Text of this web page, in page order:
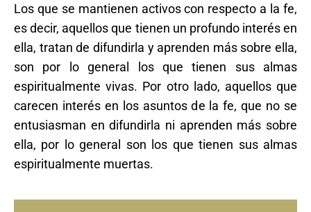
Los que se mantienen activos con respecto a la fe,
es decir, aquellos que tienen un profundo interés en
ella, tratan de difundirla y aprenden más sobre ella,
son por lo general los que tienen sus almas
espiritualmente vivas. Por otro lado, aquellos que
carecen interés en los asuntos de la fe, que no se
entusiasman en difundirla ni aprenden más sobre
ella, por lo general son los que tienen sus almas
espiritualmente muertas.